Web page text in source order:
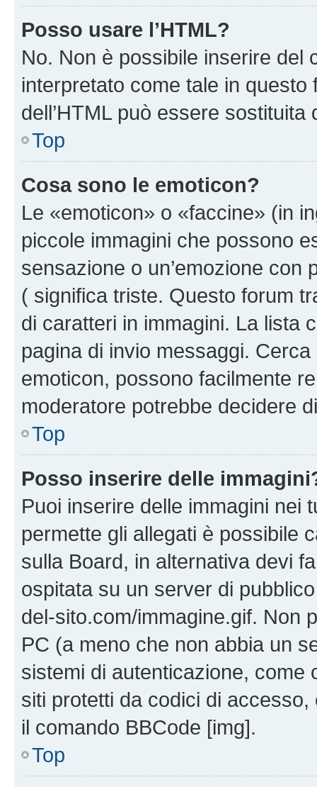
Posso usare l’HTML?
No. Non è possibile inserire del
interpretato come tale in
dell’HTML può essere sostituita
Top
Cosa sono le emoticon?
Le «emoticon» o «faccine» (in
piccole immagini che possono
sensazione o un’emozione
( significa triste. Questo forum
di caratteri in immagini. La lista
pagina di invio messaggi.
emoticon, possono facilmente
moderatore potrebbe decidere
Top
Posso inserire delle
Puoi inserire delle immagini nei
permette gli allegati è possibile
sulla Board, in alternativa devi
ospitata su un server di
del-sito.com/immagine.gif. Non
PC (a meno che non abbia un
sistemi di autenticazione, come
siti protetti da codici di
il comando BBCode [img].
Top